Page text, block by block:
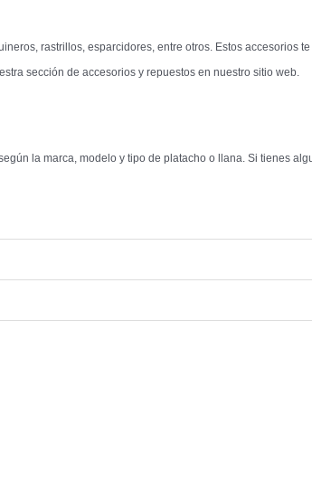
rastrillos, esparcidores, entre otros. Estos accesorios
sección de accesorios y repuestos en nuestro sitio web.
la marca, modelo y tipo de platacho o llana. Si tienes